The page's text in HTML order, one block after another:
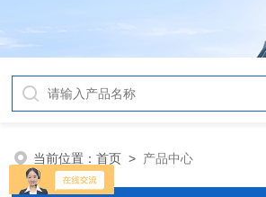
当前位置：首页 > 产品中心